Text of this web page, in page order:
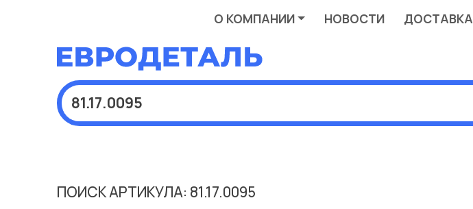
О КОМПАНИИ НОВОСТИ ДОСТАВКА
ПОИСК АРТИКУЛА: 81.17.0095